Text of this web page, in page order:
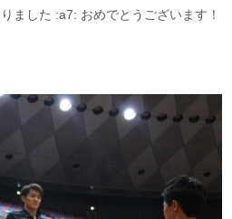
ました :a7: おめでとうございます！